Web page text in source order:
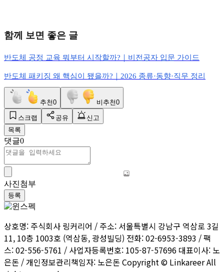
함께 보면 좋은 글
반도체 공정 교육 뭐부터 시작할까? ｜비전공자 입문 가이드
반도체 패키징 왜 핵심이 됐을까? ｜2026 종류·동향·직무 정리
추천0 비추천0
스크랩 공유
신고
목록
댓글0
사진첨부
등록
상호명: 주식회사 링커리어 / 주소: 서울특별시 강남구 역삼로 3길
11, 10층 1003호 (역삼동, 광성빌딩) 전화: 02-6953-3893 / 팩
스: 02-556-5761 / 사업자등록번호: 105-87-57696 대표이사: 노
은돈 / 개인정보관리책임자: 노은돈 Copyright © Linkareer All